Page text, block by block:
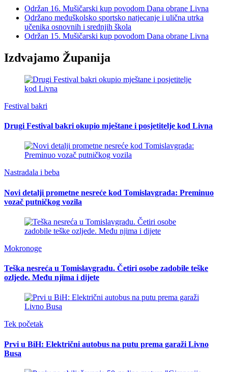
Održan 16. Mušičarski kup povodom Dana obrane Livna
Održano međuškolsko sportsko natjecanje i ulična utrka
učenika osnovnih i srednjih škola
Održan 15. Mušičarski kup povodom Dana obrane Livna
Izdvajamo Županija
Festival bakri
Drugi Festival bakri okupio mještane i posjetitelje kod Livna
Nastradala i beba
Novi detalji prometne nesreće kod Tomislavgrada: Preminuo
vozač putničkog vozila
Mokronoge
Teška nesreća u Tomislavgradu. Četiri osobe zadobile teške
ozljede. Među njima i dijete
Tek početak
Prvi u BiH: Električni autobus na putu prema garaži Livno
Busa